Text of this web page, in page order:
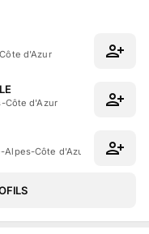
d'Azur
Côte d'Azur
Côte d'Azur